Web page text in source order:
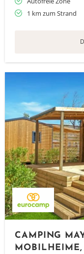
1 km zum Strand
CAMPING